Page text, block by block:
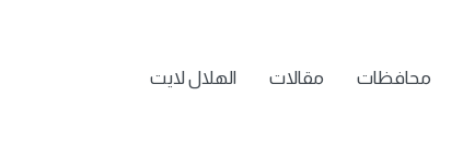
محافظات مقالات
الهلال لايت